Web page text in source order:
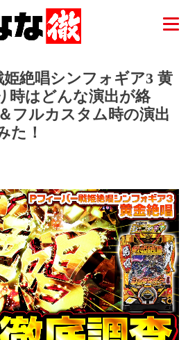
姫絶唱シンフォギア3 黄
時はどんな演出が絡
フルカスタム時の演出
た！